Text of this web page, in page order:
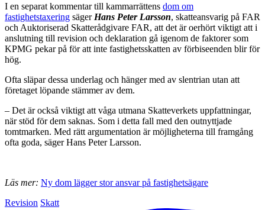
I en separat kommentar till kammarrättens dom om
fastighetstaxering säger Hans Peter Larsson, skatteansvarig på FAR
och Auktoriserad Skatterådgivare FAR, att det är oerhört viktigt att i
anslutning till revision och deklaration gå igenom de faktorer som
KPMG pekar på för att inte fastighetsskatten av förbiseenden blir för
hög.
Ofta släpar dessa underlag och hänger med av slentrian utan att
företaget löpande stämmer av dem.
– Det är också viktigt att våga utmana Skatteverkets uppfattningar,
när stöd för dem saknas. Som i detta fall med den outnyttjade
tomtmarken. Med rätt argumentation är möjligheterna till framgång
ofta goda, säger Hans Peter Larsson.
Läs mer: Ny dom lägger stor ansvar på fastighetsägare
Revision Skatt